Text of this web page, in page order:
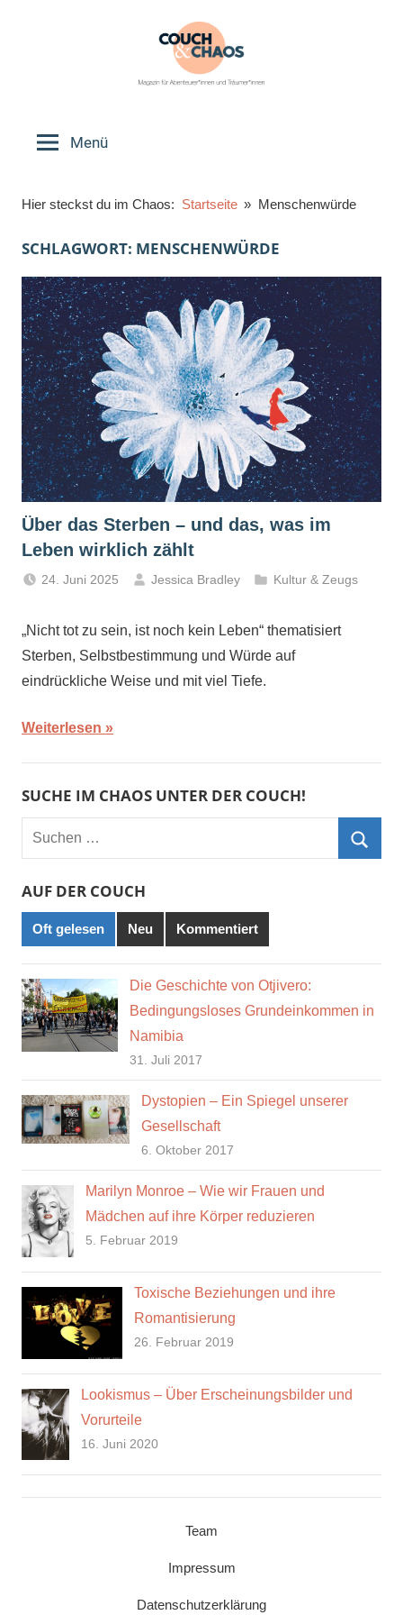
Chaos
Menü
Hier steckst du im Chaos: Startseite Menschenwürde
SCHLAGWORT: MENSCHENWÜRDE
Über das Sterben – und das, was im
Leben wirklich zählt
24. Juni 2025 Jessica Bradley Kultur & Zeugs
„Nicht tot zu sein, ist noch kein Leben“ thematisiert
Sterben, Selbstbestimmung und Würde auf
eindrückliche Weise und mit viel Tiefe.
Weiterlesen
SUCHE IM CHAOS UNTER DER COUCH!
Suchen
AUF DER COUCH
Oft gelesen Neu Kommentiert
Die Geschichte von Otjivero:
Bedingungsloses Grundeinkommen in
Namibia
31. Juli 2017
Dystopien – Ein Spiegel unserer
Gesellschaft
6. Oktober 2017
Marilyn Monroe – Wie wir Frauen und
Mädchen auf ihre Körper reduzieren
5. Februar 2019
Toxische Beziehungen und ihre
Romantisierung
26. Februar 2019
Lookismus – Über Erscheinungsbilder und
Vorurteile
16. Juni 2020
Team
Impressum
Datenschutzerklärung